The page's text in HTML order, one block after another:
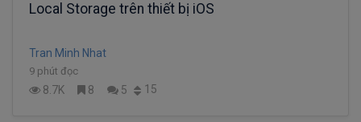
Local Storage trên thiết bị iOS
Tran Minh Nhat
9 phút đọc
8.7K 8 5 15